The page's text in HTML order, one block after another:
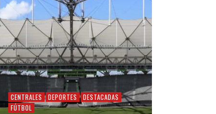
CENTRALES DEPORTES
DESTACADAS
FÚTBOL